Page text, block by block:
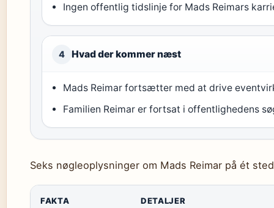
Ingen offentlig tidslinje for Mads Reimars
4 Hvad der kommer næst
Mads Reimar fortsætter med at drive
Familien Reimar er fortsat i offentlighedens
Seks nøgleoplysninger om Mads Reimar på ét
FAKTA DETALJER